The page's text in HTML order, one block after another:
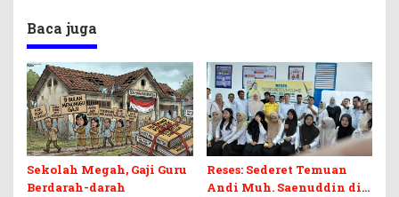
Baca juga
Sekolah Megah, Gaji Guru
Berdarah-darah
Reses: Sederet Temuan
Andi Muh. Saenuddin di